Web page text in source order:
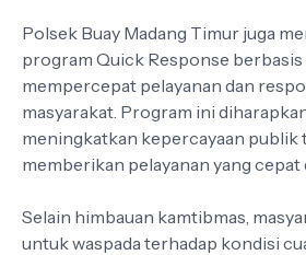
Polsek Buay Madang Timur juga
program Quick Response
mempercepat pelayanan dan
masyarakat. Program ini
meningkatkan kepercayaan publik
memberikan pelayanan yang cepat
Selain himbauan kamtibmas,
untuk waspada terhadap kondisi